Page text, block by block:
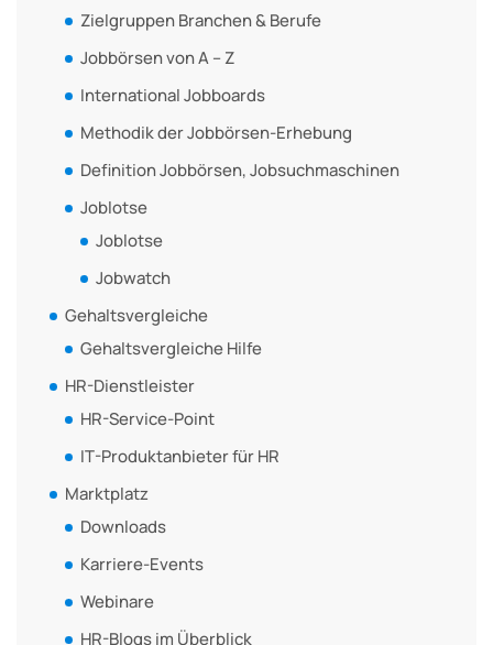
Zielgruppen Branchen & Berufe
Jobbörsen von A – Z
International Jobboards
Methodik der Jobbörsen-Erhebung
Definition Jobbörsen, Jobsuchmaschinen
Joblotse
Joblotse
Jobwatch
Gehaltsvergleiche
Gehaltsvergleiche Hilfe
HR-Dienstleister
HR-Service-Point
IT-Produktanbieter für HR
Marktplatz
Downloads
Karriere-Events
Webinare
HR-Blogs im Überblick